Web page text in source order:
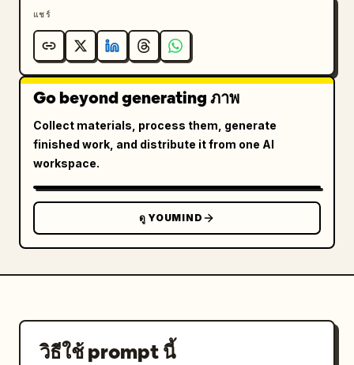
แชร์
Go beyond generating ภาพ
Collect materials, process them, generate
finished work, and distribute it from one AI
workspace.
ดู YOUMIND
วิธีใช้ prompt นี้